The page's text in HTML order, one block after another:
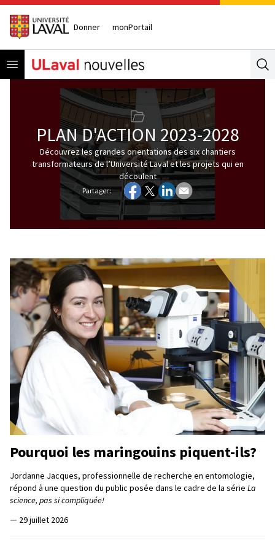
Donner monPortail
Open menu
PLAN D'ACTION 2023-2028
Découvrez les grandes orientations des six chantiers
transformateurs de l’Université Laval et les projets qui en
découlent
Partager :
Pourquoi les maringouins piquent-ils?
Jordanne Jacques, professionnelle de recherche en entomologie,
répond à une question du public posée dans le cadre de la série La
science, pas si compliquée!
— 29 juillet 2026